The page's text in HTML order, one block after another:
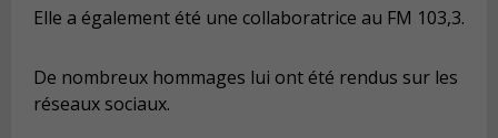
Elle a également été une collaboratrice au FM 103,3.
De nombreux hommages lui ont été rendus sur les
réseaux sociaux.